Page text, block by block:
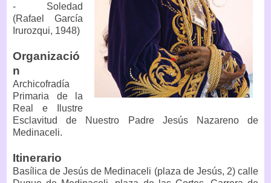
- Soledad
(Rafael García
Irurozqui, 1948)
Organizació
n
Archicofradía
Primaria de la
Real e Ilustre
Esclavitud de Nuestro Padre Jesús Nazareno de
Medinaceli.
Itinerario
Basílica de Jesús de Medinaceli (plaza de Jesús, 2) calle